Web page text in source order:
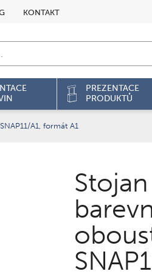
KONTAKT
PREZENTACE
PRODUKTŮ
A1, formát A1